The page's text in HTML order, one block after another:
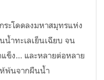
ระโดดลงมหาสมุทรแห่ง
น้ำทะเลเย็นเฉียบ จน
ข็ง… และหลายต่อหลาย
พ้นจากผืนน้ำ